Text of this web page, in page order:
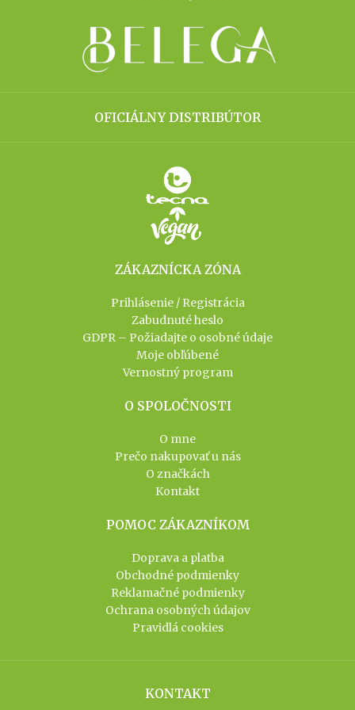
OFICIÁLNY DISTRIBÚTOR
ZÁKAZNÍCKA ZÓNA
Prihlásenie / Registrácia
Zabudnuté heslo
GDPR – Požiadajte o osobné údaje
Moje obľúbené
Vernostný program
O SPOLOČNOSTI
O mne
Prečo nakupovať u nás
O značkách
Kontakt
POMOC ZÁKAZNÍKOM
Doprava a platba
Obchodné podmienky
Reklamačné podmienky
Ochrana osobných údajov
Pravidlá cookies
KONTAKT